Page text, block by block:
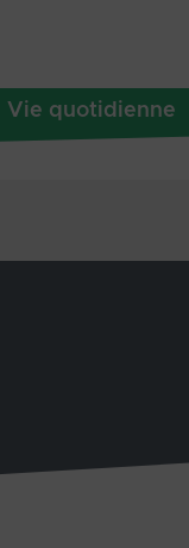
Vie quotidienne